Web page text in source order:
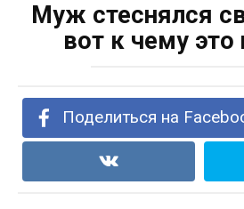
Муж стеснялся
вот к чему это
Поделиться на